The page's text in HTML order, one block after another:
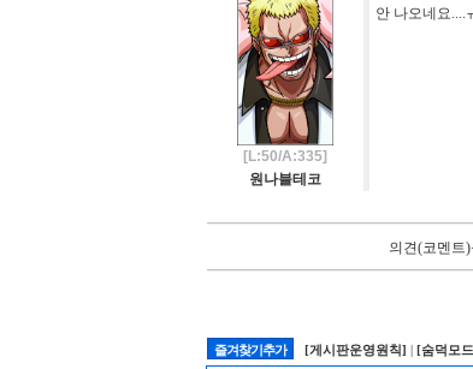
[L:50/A:335]
원나블테코
안 나오네요....
의견(코멘트
즐겨찾기추가 [게시판운영원칙] | [숨덕모